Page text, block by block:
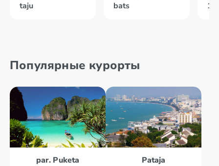
taju bats
Популярные курорты
par. Puketa Pataja